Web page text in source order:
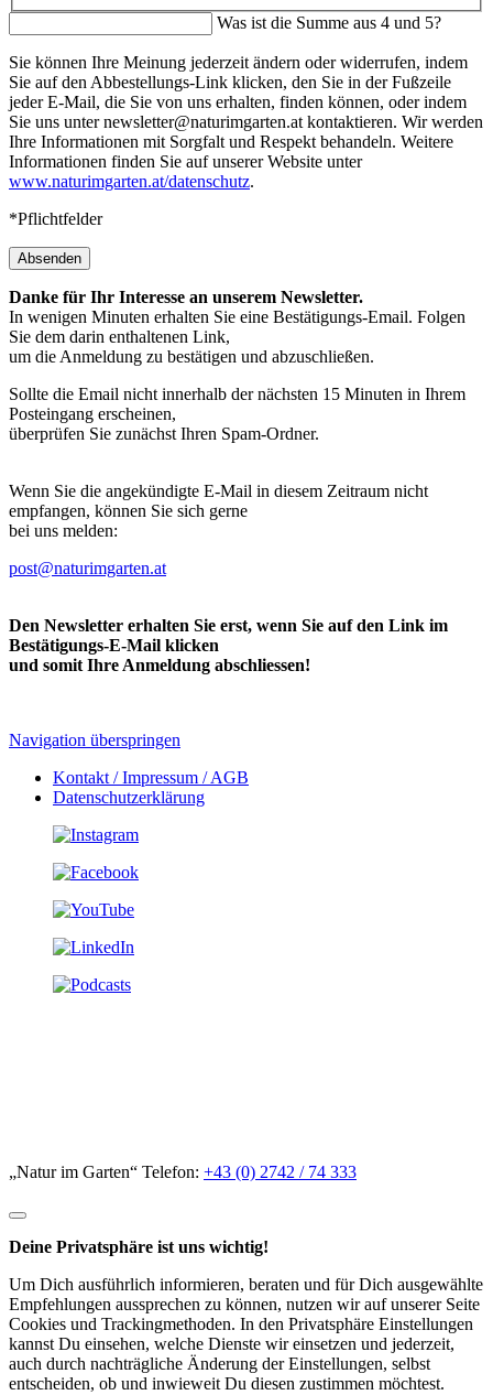
Was ist die Summe aus 4 und 5?
Sie können Ihre Meinung jederzeit ändern oder widerrufen, indem
Sie auf den Abbestellungs-Link klicken, den Sie in der Fußzeile
jeder E-Mail, die Sie von uns erhalten, finden können, oder indem
Sie uns unter newsletter@naturimgarten.at kontaktieren. Wir werden
Ihre Informationen mit Sorgfalt und Respekt behandeln. Weitere
Informationen finden Sie auf unserer Website unter
www.naturimgarten.at/datenschutz.
*Pflichtfelder
Absenden
Danke für Ihr Interesse an unserem Newsletter.
In wenigen Minuten erhalten Sie eine Bestätigungs-Email. Folgen
Sie dem darin enthaltenen Link,
um die Anmeldung zu bestätigen und abzuschließen.
Sollte die Email nicht innerhalb der nächsten 15 Minuten in Ihrem
Posteingang erscheinen,
überprüfen Sie zunächst Ihren Spam-Ordner.
Wenn Sie die angekündigte E-Mail in diesem Zeitraum nicht
empfangen, können Sie sich gerne
bei uns melden:
post@naturimgarten.at
Den Newsletter erhalten Sie erst, wenn Sie auf den Link im
Bestätigungs-E-Mail klicken
und somit Ihre Anmeldung abschliessen!
Navigation überspringen
Kontakt / Impressum / AGB
Datenschutzerklärung
„Natur im Garten“ Telefon: +43 (0) 2742 / 74 333
Deine Privatsphäre ist uns wichtig!
Um Dich ausführlich informieren, beraten und für Dich ausgewählte
Empfehlungen aussprechen zu können, nutzen wir auf unserer Seite
Cookies und Trackingmethoden. In den Privatsphäre Einstellungen
kannst Du einsehen, welche Dienste wir einsetzen und jederzeit,
auch durch nachträgliche Änderung der Einstellungen, selbst
entscheiden, ob und inwieweit Du diesen zustimmen möchtest.